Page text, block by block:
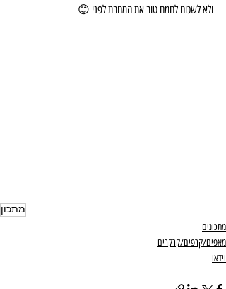
ולא לשכוח לחמם טוב את המחבת לפני 😊
מתכון
מתכונים
מאפים/קרפים/קרקרים
וידאו